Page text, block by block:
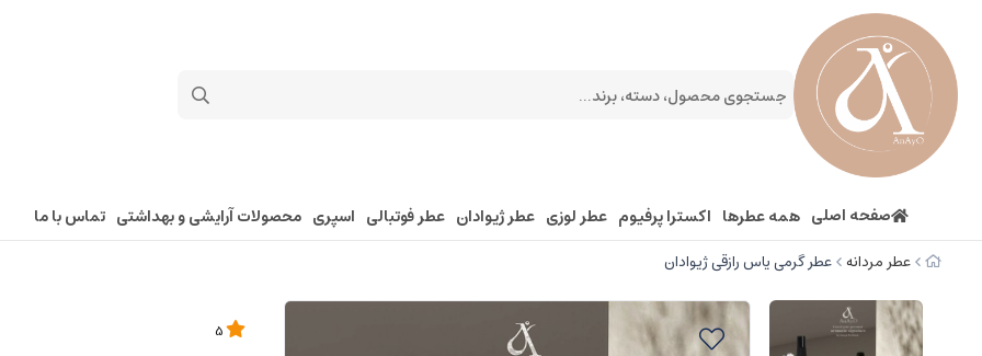
صفحه اصلی همه عطرها اکسترا پرفیوم عطر لوزی عطر ژیوادان عطر فوتبالی اسپری محصولات آرایشی و بهداشتی تماس با ما
عطر مردانه عطر گرمی یاس رازقی ژیوادان